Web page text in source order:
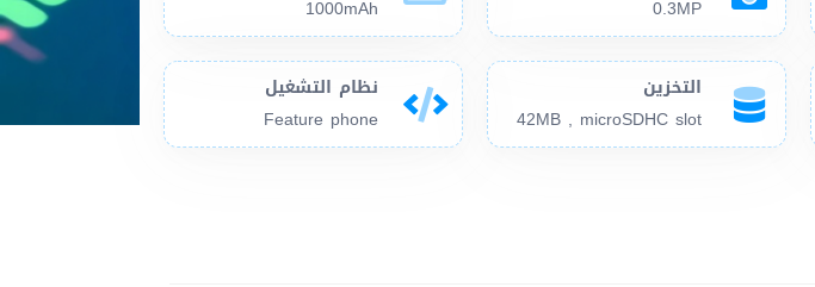
0.3MP
1000mAh
التخزين
42MB , microSDHC slot
نظام التشغيل
Feature phone